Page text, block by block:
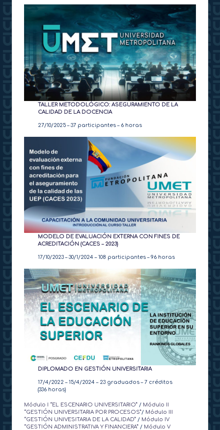
TALLER METODOLÓGICO: ASEGURAMIENTO DE LA
CALIDAD DE LA DOCENCIA
27/10/2025 – 37 participantes – 6 horas
MODELO DE EVALUACIÓN EXTERNA CON FINES DE
ACREDITACIÓN (CACES – 2023)
17/10/2023 – 30/1/2024 – 108 participantes – 96 horas
DIPLOMADO EN GESTIÓN UNIVERSITARIA
17/4/2022 – 15/4/2024 – 23 graduados – 7 créditos
(336 horas)
Módulo I “EL ESCENARIO UNIVERSITARIO” / Módulo II
“GESTIÓN UNIVERSITARIA POR PROCESOS”/ Módulo III
“GESTIÓN UNIVESITARIA DE LA CALIDAD” / Módulo IV
“GESTIÓN ADMINISTRATIVA Y FINANCIERA” / Módulo V